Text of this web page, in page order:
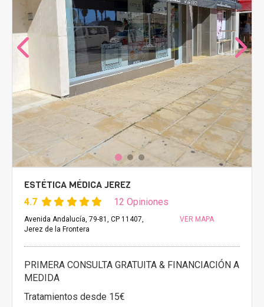
ESTÉTICA MÉDICA JEREZ
4.7 12 Opiniones
Avenida Andalucía, 79-81, CP 11407,
Jerez de la Frontera
VER MAPA
PRIMERA CONSULTA GRATUITA & FINANCIACIÓN A
MEDIDA
Tratamientos desde 15€